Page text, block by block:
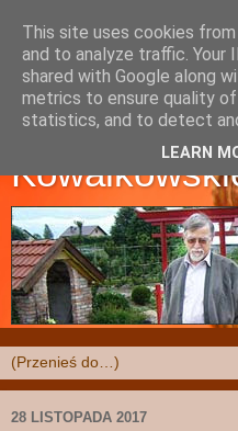
Strona
28 LISTOPADA 2017
This site uses cookies
and to analyze traffic. Your
shared with Google along
metrics to ensure quality
statistics, and to detect
LEARN